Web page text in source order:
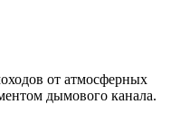
от атмосферных
дымового канала.